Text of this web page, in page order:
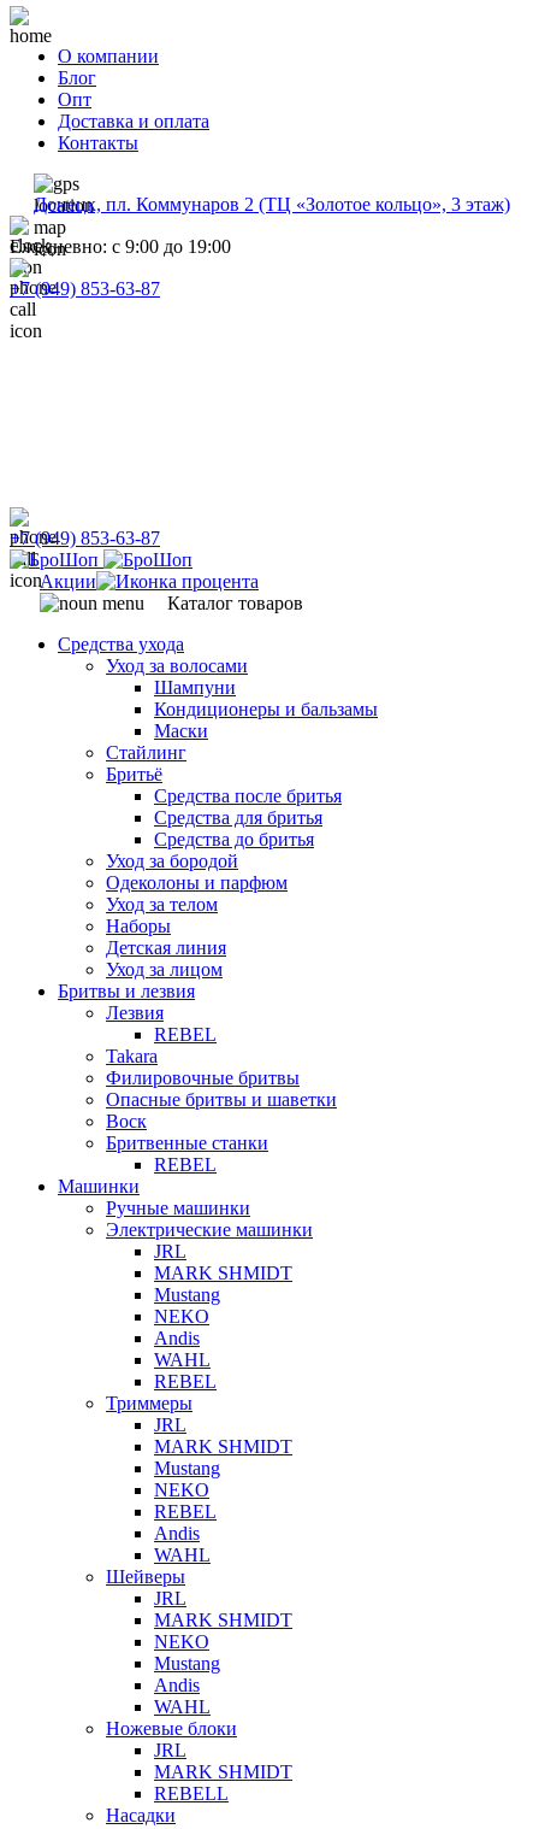
О компании
Блог
Опт
Доставка и оплата
Контакты
Донецк, пл. Коммунаров 2 (ТЦ «Золотое кольцо», 3 этаж)
Ежедневно: с 9:00 до 19:00
+7 (949) 853-63-87
+7 (949) 853-63-87
Акции
Каталог товаров
Средства ухода
Уход за волосами
Шампуни
Кондиционеры и бальзамы
Маски
Стайлинг
Бритьё
Средства после бритья
Средства для бритья
Средства до бритья
Уход за бородой
Одеколоны и парфюм
Уход за телом
Наборы
Детская линия
Уход за лицом
Бритвы и лезвия
Лезвия
REBEL
Takara
Филировочные бритвы
Опасные бритвы и шаветки
Воск
Бритвенные станки
REBEL
Машинки
Ручные машинки
Электрические машинки
JRL
MARK SHMIDT
Mustang
NEKO
Andis
WAHL
REBEL
Триммеры
JRL
MARK SHMIDT
Mustang
NEKO
REBEL
Andis
WAHL
Шейверы
JRL
MARK SHMIDT
NEKO
Mustang
Andis
WAHL
Ножевые блоки
JRL
MARK SHMIDT
REBELL
Насадки